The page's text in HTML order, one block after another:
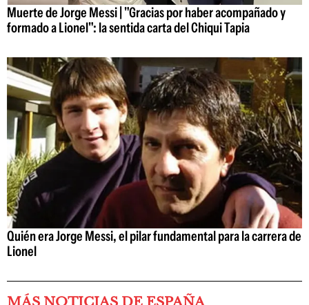
Muerte de Jorge Messi | "Gracias por haber acompañado y
formado a Lionel": la sentida carta del Chiqui Tapia
Quién era Jorge Messi, el pilar fundamental para la carrera de
Lionel